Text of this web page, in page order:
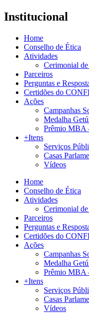
Institucional
Home
Conselho de Ética
Atividades
Cerimonial de
Parceiros
Perguntas e
Certidões do
Ações
Campanhas
Medalha
Prêmio MBA
+Itens
Serviços
Casas
Vídeos
Home
Conselho de Ética
Atividades
Cerimonial de
Parceiros
Perguntas e
Certidões do
Ações
Campanhas
Medalha
Prêmio MBA
+Itens
Serviços
Casas
Vídeos